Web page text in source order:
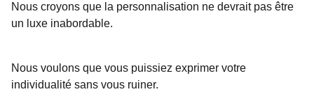
Nous croyons que la personnalisation ne devrait pas être
un luxe inabordable.
Nous voulons que vous puissiez exprimer votre
individualité sans vous ruiner.